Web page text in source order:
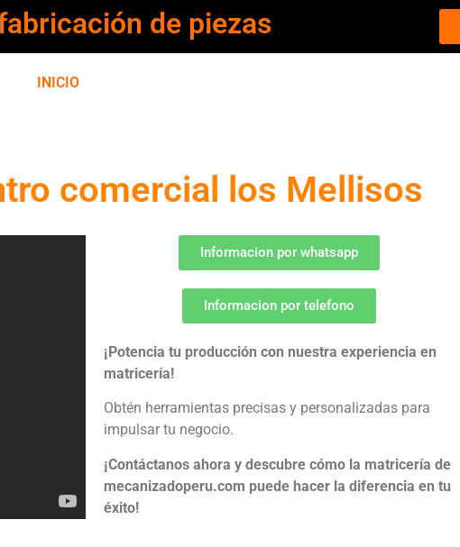
de piezas
INICIO
comercial los Mellisos
Informacion por whatsapp
Informacion por telefono
¡Potencia tu producción con nuestra experiencia en
matricería!
Obtén herramientas precisas y personalizadas para
impulsar tu negocio.
¡Contáctanos ahora y descubre cómo la matricería de
mecanizadoperu.com puede hacer la diferencia en tu
éxito!